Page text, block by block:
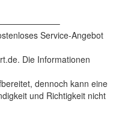
Service-Angebot
Die Informationen
dennoch kann eine
und Richtigkeit nicht